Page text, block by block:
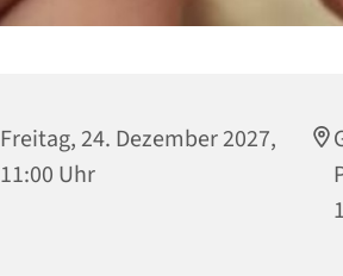
Freitag, 24. Dezember 2027,
11:00 Uhr